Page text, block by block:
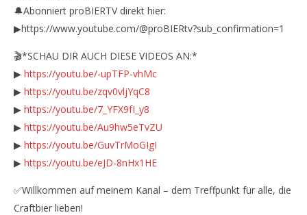
🔔Abonniert proBIERTV direkt hier:
▶https://www.youtube.com/@proBIERtv?sub_confirmation=1
🎬*SCHAU DIR AUCH DIESE VIDEOS AN:*
▶ https://youtu.be/-upTFP-vhMc
▶ https://youtu.be/zqv0vljYqC8
▶ https://youtu.be/7_YFX9fI_y8
▶ https://youtu.be/Au9hw5eTvZU
▶ https://youtu.be/GuvTrMoGIgI
▶ https://youtu.be/eJD-8nHx1HE
✅Willkommen auf meinem Kanal – dem Treffpunkt für alle, die
Craftbier lieben!